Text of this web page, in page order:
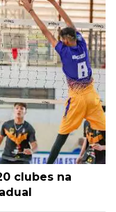
clubes na